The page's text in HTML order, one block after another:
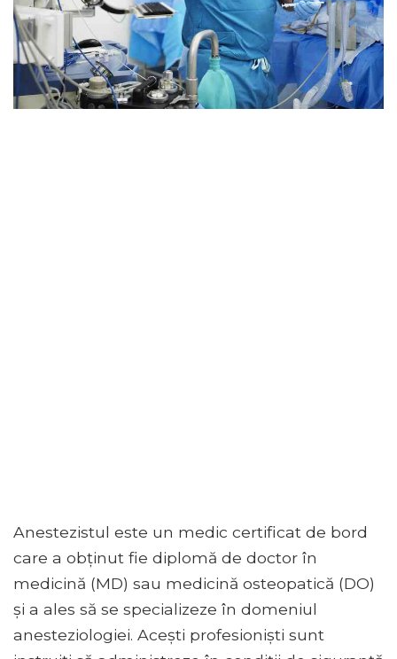
Anestezistul este un medic certificat de bord
care a obținut fie diplomă de doctor în
medicină (MD) sau medicină osteopatică (DO)
și a ales să se specializeze în domeniul
anesteziologiei. Acești profesioniști sunt